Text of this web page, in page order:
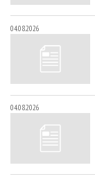
04.08.2026
04.08.2026